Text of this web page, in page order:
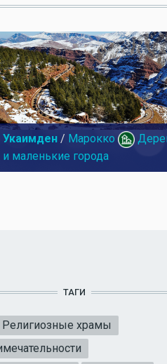
Укаимден / Марокко
и маленькие города
ТАГИ
Религиозные храмы